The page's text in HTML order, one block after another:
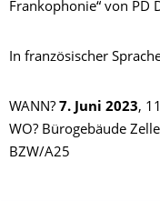
Frankophonie“ von PD
In französischer
WANN? 7. Juni 2023,
WO? Bürogebäude
BZW/A25